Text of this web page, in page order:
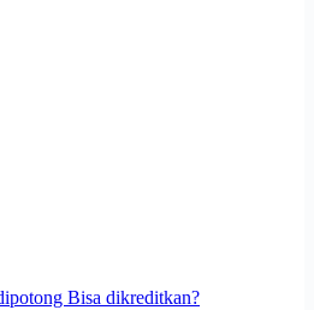
Bisa dikreditkan?